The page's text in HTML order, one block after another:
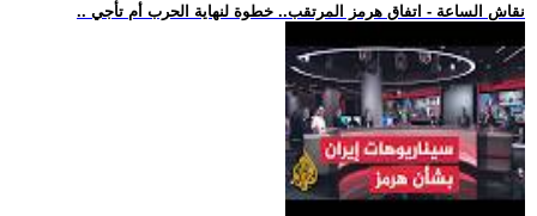
.. نقاش الساعة - اتفاق هرمز المرتقب.. خطوة لنهاية الحرب أم تأجي